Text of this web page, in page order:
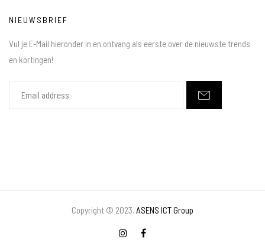
NIEUWSBRIEF
Vul je E-Mail hieronder in en ontvang als eerste over de nieuwste trends
en kortingen!
Copyright © 2023. ASENS ICT Group